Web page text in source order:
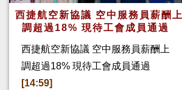
西捷航空新協議 空中服務員薪酬上
調超過18% 現待工會成員通過
西捷航空新協議 空中服務員薪酬上
調超過18% 現待工會成員通過
[14:59]